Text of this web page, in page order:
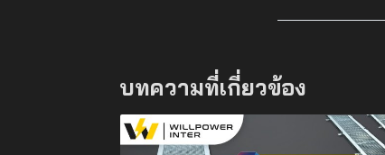
บทความที่เกี่ยวข้อง